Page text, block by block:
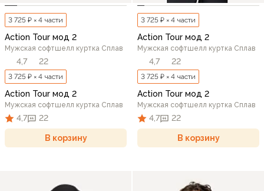
3 725 ₽ × 4 части
Action Tour мод 2
Мужская софтшелл куртка Сплав
4,7 22
3 725 ₽ × 4 части
Action Tour мод 2
Мужская софтшелл куртка Сплав
4,7 22
В корзину
3 725 ₽ × 4 части
Action Tour мод 2
Мужская софтшелл куртка Сплав
4,7 22
3 725 ₽ × 4 части
Action Tour мод 2
Мужская софтшелл куртка Сплав
4,7 22
В корзину